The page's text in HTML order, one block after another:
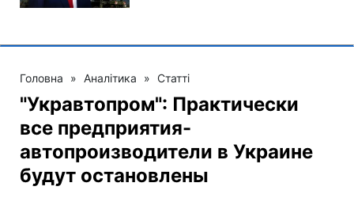
Головна » Аналітика » Статті
"Укравтопром": Практически
все предприятия-
автопроизводители в Украине
будут остановлены